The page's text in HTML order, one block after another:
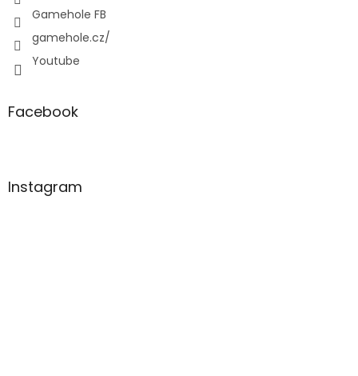
Gamehole FB
gamehole.cz/
Youtube
Facebook
Instagram